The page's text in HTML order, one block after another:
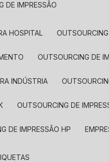
DE IMPRESSÃO
HOSPITAL
OUTSOURCING DE
INDÚSTRIA
OUTSOURCING DE
DE IMPRESSÃO HP